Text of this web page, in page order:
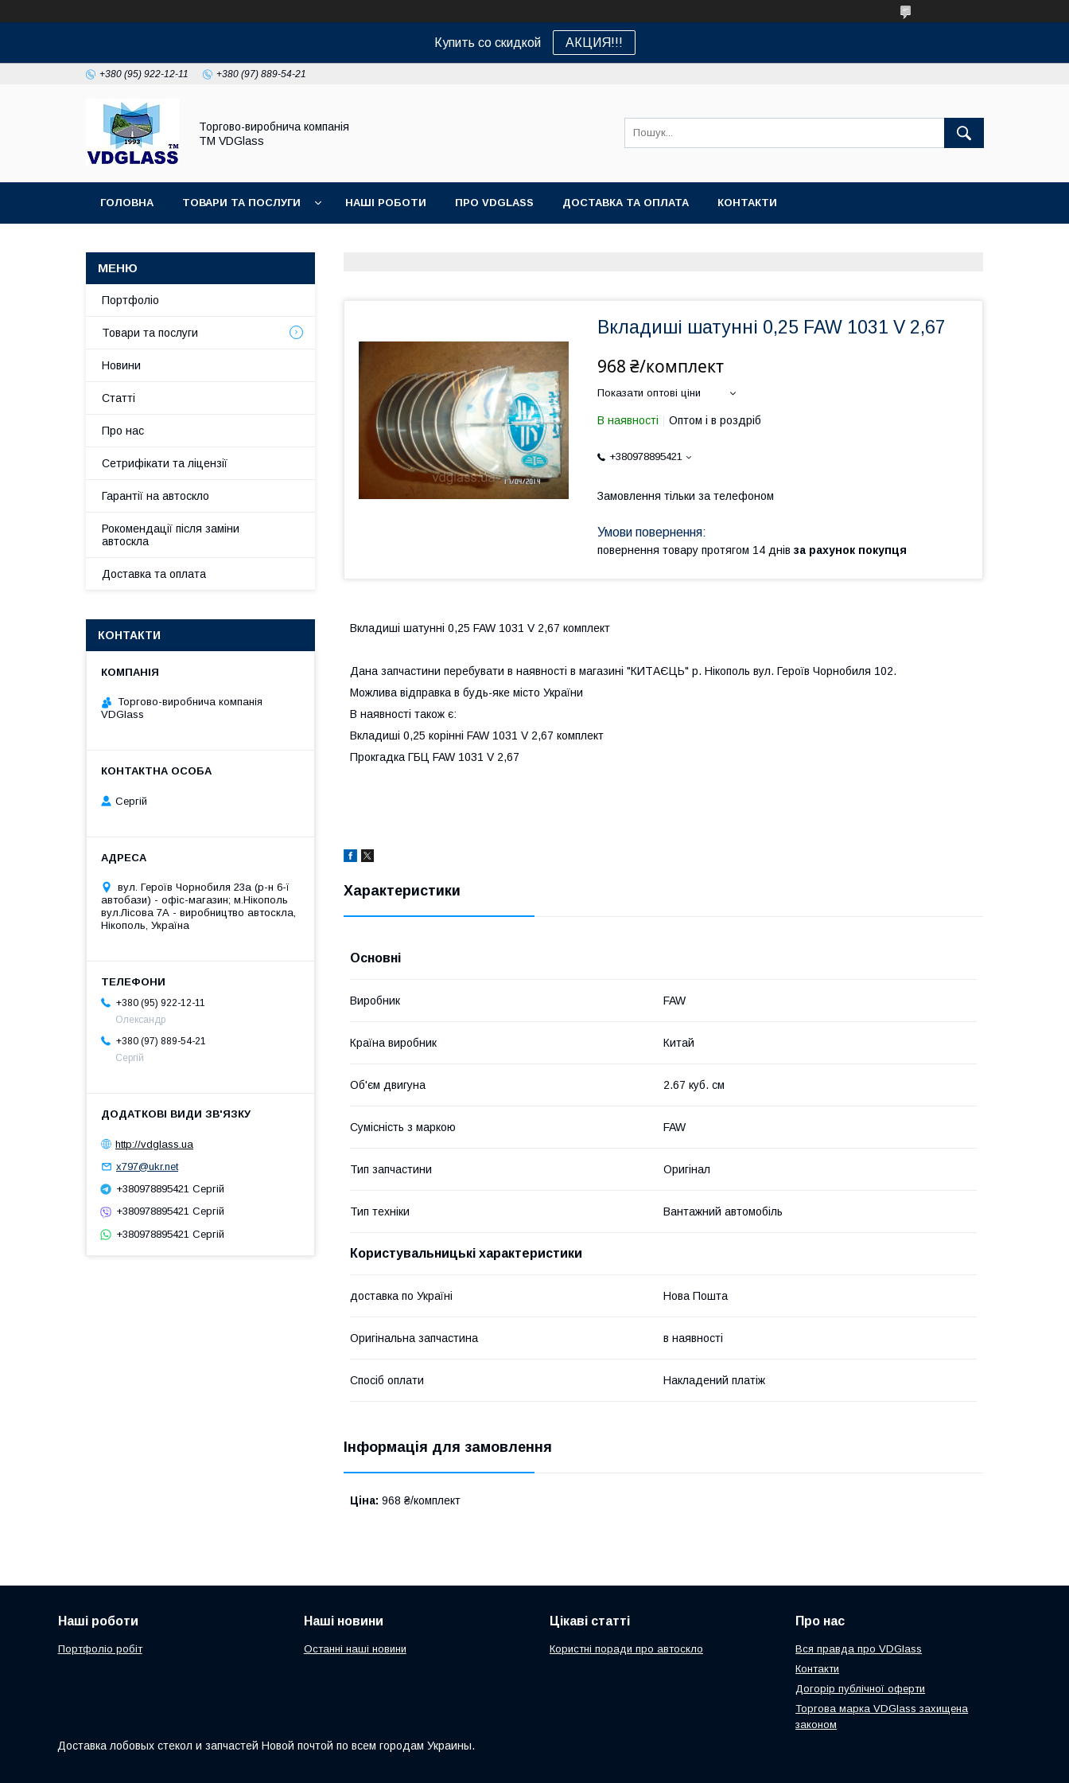
Купить со скидкой АКЦИЯ!!!
+380 (95) 922-12-11 +380 (97) 889-54-21
Торгово-виробнича компанія
ТМ VDGlass
ГОЛОВНА ТОВАРИ ТА ПОСЛУГИ НАШІ РОБОТИ ПРО VDGLASS ДОСТАВКА ТА ОПЛАТА КОНТАКТИ
Вкладиші шатунні 0,25 FAW 1031 V 2,67
968 ₴/комплект
Показати оптові ціни
В наявності Оптом і в роздріб
+380978895421
Замовлення тільки за телефоном
повернення товару протягом 14 днів за рахунок покупця
Вкладиші шатунні 0,25 FAW 1031 V 2,67 комплект
Дана запчастини перебувати в наявності в магазині "КИТАЄЦЬ" р. Нікополь вул. Героїв Чорнобиля 102.
Можлива відправка в будь-яке місто України
В наявності також є:
Вкладиші 0,25 корінні FAW 1031 V 2,67 комплект
Прокгадка ГБЦ FAW 1031 V 2,67
Характеристики
Основні
Виробник FAW
Країна виробник Китай
Об'єм двигуна 2.67 куб. см
Сумісність з маркою FAW
Тип запчастини Оригінал
Тип техніки Вантажний автомобіль
Користувальницькі характеристики
доставка по Україні Нова Пошта
Оригінальна запчастина в наявності
Спосіб оплати Накладений платіж
Інформація для замовлення
Ціна: 968 ₴/комплект
Портфоліо
Товари та послуги
Новини
Статті
Про нас
Сетрифікати та ліцензії
Гарантії на автоскло
Рокомендації після заміни
автоскла
Доставка та оплата
КОНТАКТИ
Торгово-виробнича компанія
VDGlass
Сергій
вул. Героїв Чорнобиля 23а (р-н 6-ї
автобази) - офіс-магазин; м.Нікополь
вул.Лісова 7А - виробництво автоскла,
Нікополь, Україна
+380 (95) 922-12-11
Олександр
+380 (97) 889-54-21
Сергій
http://vdglass.ua
x797@ukr.net
+380978895421 Сергій
+380978895421 Сергій
+380978895421 Сергій
Наші роботи
Портфоліо робіт
Наші новини
Останні наші новини
Цікаві статті
Користні поради про автоскло
Про нас
Вся правда про VDGlass
Контакти
Догорір публічної оферти
Торгова марка VDGlass захищена
законом
Доставка лобовых стекол и запчастей Новой почтой по всем городам Украины.